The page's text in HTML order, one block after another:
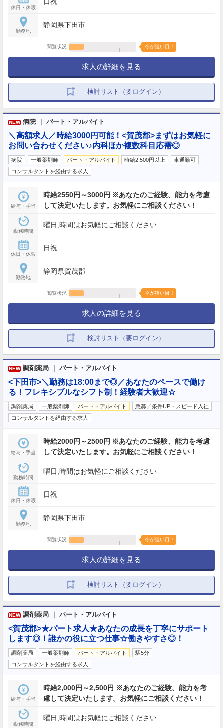
休日・休暇
勤務地
静岡県下田市
閲覧状況 今が狙い目！
求人の詳細を見る
検討リスト（要ログイン）
NEW 病院 ｜ パート・アルバイト
＼高額求人／時給3000円可能！<賀茂郡>まずはお気軽に
お問い合わせください♪内科ほか複数科目応需◎
病院 一般薬剤師 パート・アルバイト 時給2,500円以上
車通勤可
コンサルタントを経由する求人
給与・手当
時給2550円～3000円 ※あなたのご経験、能力を考慮
して決定いたします。お気軽にご相談ください！
勤務時間
曜日,時間はお気軽にご相談ください
休日・休暇
日祝
勤務地
静岡県賀茂郡
閲覧状況 今が狙い目！
求人の詳細を見る
検討リスト（要ログイン）
NEW 調剤薬局 ｜ パート・アルバイト
<下田市>＼勤務は18:00まで◎／あなたのペースで働け
る！フレキシブルなシフト制！経験者大歓迎☆
調剤薬局 一般薬剤師 パート・アルバイト
急募／条件UP・スピード入社
コンサルタントを経由する求人
給与・手当
時給2000円～2500円 ※あなたのご経験、能力を考慮
して決定いたします。お気軽にご相談ください！
勤務時間
曜日,時間はお気軽にご相談ください
休日・休暇
日祝
勤務地
静岡県下田市
閲覧状況 今が狙い目！
求人の詳細を見る
検討リスト（要ログイン）
NEW 調剤薬局 ｜ パート・アルバイト
<賀茂郡>★パート求人★あなたの成長を丁寧にサポート
します◎！誰かの役に立つ仕事☆働きやすさ◎！
調剤薬局 一般薬剤師 パート・アルバイト
駅5分
コンサルタントを経由する求人
給与・手当
時給2,000円～2,500円 ※あなたのご経験、能力を考
慮して決定いたします。お気軽にご相談ください！
勤務時間
曜日,時間はお気軽にご相談ください